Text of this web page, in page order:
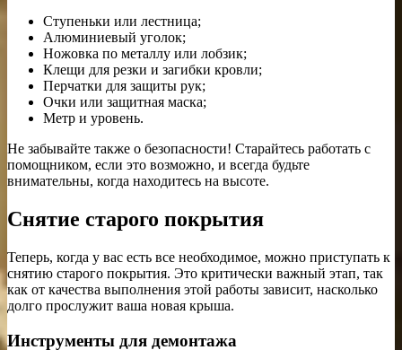
Ступеньки или лестница;
Алюминиевый уголок;
Ножовка по металлу или лобзик;
Клещи для резки и загибки кровли;
Перчатки для защиты рук;
Очки или защитная маска;
Метр и уровень.
Не забывайте также о безопасности! Старайтесь работать с
помощником, если это возможно, и всегда будьте
внимательны, когда находитесь на высоте.
Снятие старого покрытия
Теперь, когда у вас есть все необходимое, можно приступать к
снятию старого покрытия. Это критически важный этап, так
как от качества выполнения этой работы зависит, насколько
долго прослужит ваша новая крыша.
Инструменты для демонтажа